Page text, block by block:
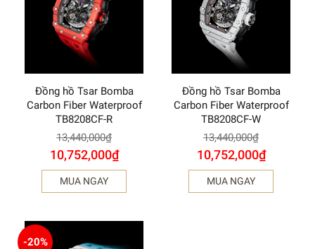
Đồng hồ Tsar Bomba
Carbon Fiber Waterproof
TB8208CF-R
13,440,000₫
10,752,000₫
MUA NGAY
Đồng hồ Tsar Bomba
Carbon Fiber Waterproof
TB8208CF-W
13,440,000₫
10,752,000₫
MUA NGAY
-20%